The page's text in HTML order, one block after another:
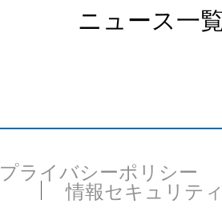
ニュース一
プライバシーポリシー
情報セキュリテ